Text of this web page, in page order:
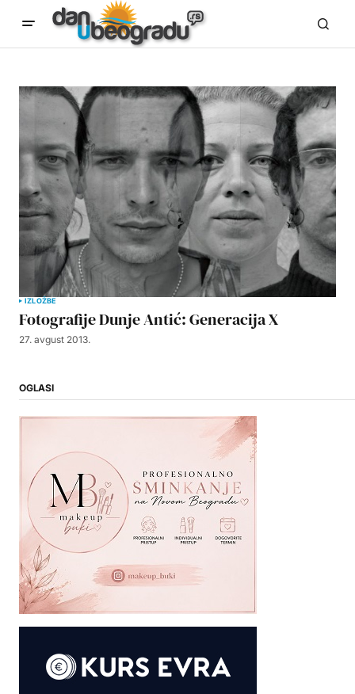
IZLOŽBE
Fotografije Dunje Antić: Generacija X
27. avgust 2013.
OGLASI